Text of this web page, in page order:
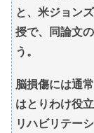
と、米ジョン
授で、同論文
う。
脳損傷には通
はとりわけ役
リハビリテー